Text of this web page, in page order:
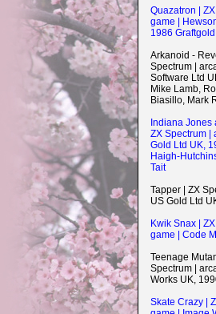
Quazatron |
game |
1986
Arkanoid -
Spectrum |
Software Ltd
Mike Lamb,
Biasillo, Mark
Indiana Jones
ZX Spectrum |
Gold Ltd UK,
Haigh-
Tait
Tapper | ZX
US Gold Ltd
Kwik Snax |
game | Code
Teenage
Spectrum |
Works UK,
Skate Crazy |